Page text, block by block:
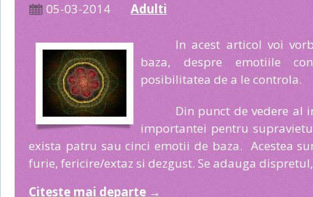
05-03-2014 Adulti
In acest articol voi
baza, despre emotiile
posibilitatea de a le controla.
Din punct de vedere al
importantei pentru
exista patru sau cinci emotii de baza. Acestea
furie, fericire/extaz si dezgust. Se adauga
Citeste mai departe →